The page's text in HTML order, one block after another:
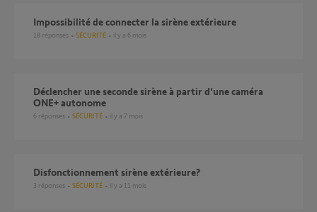
Impossibilité de connecter la sirène extérieure
18 réponses SÉCURITÉ il y a 6 mois
Déclencher une seconde sirène à partir d'une caméra
ONE+ autonome
6 réponses SÉCURITÉ il y a 7 mois
Disfonctionnement sirène extérieure?
3 réponses SÉCURITÉ il y a 11 mois